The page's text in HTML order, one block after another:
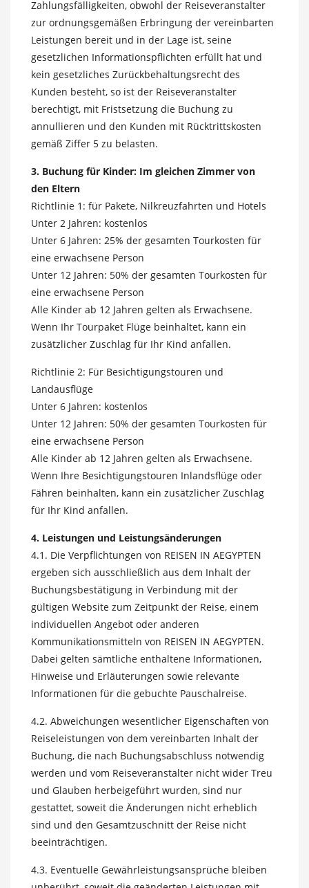
Zahlungsfälligkeiten, obwohl der Reiseveranstalter
zur ordnungsgemäßen Erbringung der vereinbarten
Leistungen bereit und in der Lage ist, seine
gesetzlichen Informationspflichten erfüllt hat und
kein gesetzliches Zurückbehaltungsrecht des
Kunden besteht, so ist der Reiseveranstalter
berechtigt, mit Fristsetzung die Buchung zu
annullieren und den Kunden mit Rücktrittskosten
gemäß Ziffer 5 zu belasten.
3. Buchung für Kinder: Im gleichen Zimmer von
den Eltern
Richtlinie 1: für Pakete, Nilkreuzfahrten und Hotels
Unter 2 Jahren: kostenlos
Unter 6 Jahren: 25% der gesamten Tourkosten für
eine erwachsene Person
Unter 12 Jahren: 50% der gesamten Tourkosten für
eine erwachsene Person
Alle Kinder ab 12 Jahren gelten als Erwachsene.
Wenn Ihr Tourpaket Flüge beinhaltet, kann ein
zusätzlicher Zuschlag für Ihr Kind anfallen.
Richtlinie 2: Für Besichtigungstouren und
Landausflüge
Unter 6 Jahren: kostenlos
Unter 12 Jahren: 50% der gesamten Tourkosten für
eine erwachsene Person
Alle Kinder ab 12 Jahren gelten als Erwachsene.
Wenn Ihre Besichtigungstouren Inlandsflüge oder
Fähren beinhalten, kann ein zusätzlicher Zuschlag
für Ihr Kind anfallen.
4. Leistungen und Leistungsänderungen
4.1. Die Verpflichtungen von REISEN IN AEGYPTEN
ergeben sich ausschließlich aus dem Inhalt der
Buchungsbestätigung in Verbindung mit der
gültigen Website zum Zeitpunkt der Reise, einem
individuellen Angebot oder anderen
Kommunikationsmitteln von REISEN IN AEGYPTEN.
Dabei gelten sämtliche enthaltene Informationen,
Hinweise und Erläuterungen sowie relevante
Informationen für die gebuchte Pauschalreise.
4.2. Abweichungen wesentlicher Eigenschaften von
Reiseleistungen von dem vereinbarten Inhalt der
Buchung, die nach Buchungsabschluss notwendig
werden und vom Reiseveranstalter nicht wider Treu
und Glauben herbeigeführt wurden, sind nur
gestattet, soweit die Änderungen nicht erheblich
sind und den Gesamtzuschnitt der Reise nicht
beeinträchtigen.
4.3. Eventuelle Gewährleistungsansprüche bleiben